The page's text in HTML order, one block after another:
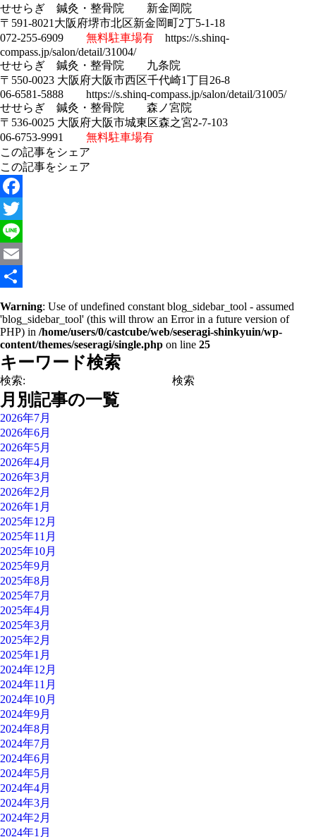
せせらぎ 鍼灸・整骨院 新金岡院
〒591-8021大阪府堺市北区新金岡町2丁5-1-18
072-255-6909 無料駐車場有 https://s.shinq-
compass.jp/salon/detail/31004/
せせらぎ 鍼灸・整骨院 九条院
〒550-0023 大阪府大阪市西区千代崎1丁目26-8
06-6581-5888 https://s.shinq-compass.jp/salon/detail/31005/
せせらぎ 鍼灸・整骨院 森ノ宮院
〒536-0025 大阪府大阪市城東区森之宮2-7-103
06-6753-9991 無料駐車場有
この記事をシェア
この記事をシェア
Facebook
Twitter
Line
Email
有
Warning: Use of undefined constant blog_sidebar_tool - assumed
'blog_sidebar_tool' (this will throw an Error in a future version of
PHP) in /home/users/0/castcube/web/seseragi-shinkyuin/wp-
content/themes/seseragi/single.php on line 25
キーワード検索
検索:
月別記事の一覧
2026年7月
2026年6月
2026年5月
2026年4月
2026年3月
2026年2月
2026年1月
2025年12月
2025年11月
2025年10月
2025年9月
2025年8月
2025年7月
2025年4月
2025年3月
2025年2月
2025年1月
2024年12月
2024年11月
2024年10月
2024年9月
2024年8月
2024年7月
2024年6月
2024年5月
2024年4月
2024年3月
2024年2月
2024年1月